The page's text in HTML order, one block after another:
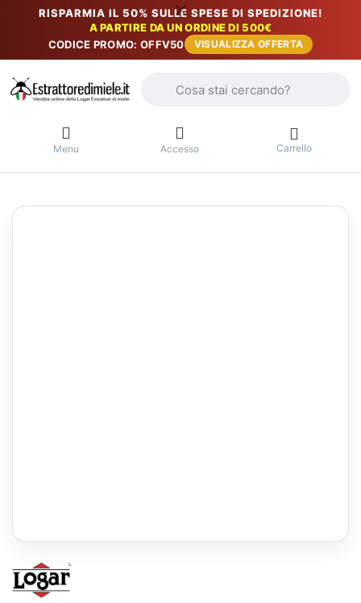
RISPARMIA IL 50% SULLE SPESE DI SPEDIZIONE!
A PARTIRE DA UN ORDINE DI 500€
CODICE PROMO: OFFV50
VISUALIZZA OFFERTA
Menu Accesso Carrello